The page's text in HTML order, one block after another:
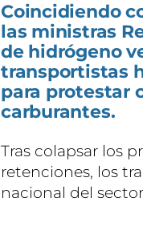
Coincidiendo
las ministras
de hidrógeno
transportistas
para protestar
carburantes.
Tras colapsar los
retenciones, los
nacional del